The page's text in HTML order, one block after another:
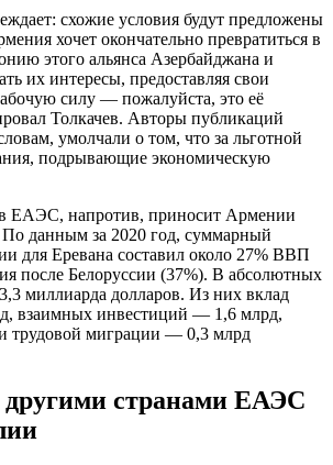
схожие условия будут предложены
хочет окончательно превратиться в
этого альянса Азербайджана и
их интересы, предоставляя свои
силу — пожалуйста, это её
Толкачев. Авторы публикаций
умолчали о том, что за льготной
подрывающие экономическую
ЕАЭС, напротив, приносит Армении
данным за 2020 год, суммарный
для Еревана составил около 27% ВВП
после Белоруссии (37%). В абсолютных
миллиарда долларов. Из них вклад
взаимных инвестиций — 1,6 млрд,
трудовой миграции — 0,3 млрд
другими странами ЕАЭС